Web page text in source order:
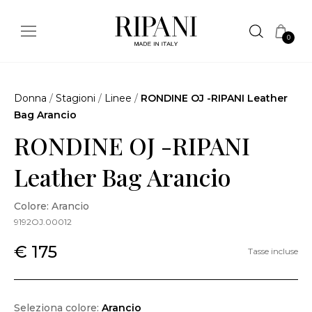
0
Donna / Stagioni / Linee / RONDINE OJ -RIPANI Leather
Bag Arancio
RONDINE OJ -RIPANI
Leather Bag Arancio
Colore: Arancio
9192OJ.00012
€ 175 Tasse incluse
Seleziona colore: Arancio